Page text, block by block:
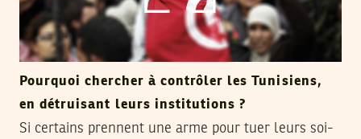
Pourquoi chercher à contrôler les Tunisiens,
en détruisant leurs institutions ?
Si certains prennent une arme pour tuer leurs soi-